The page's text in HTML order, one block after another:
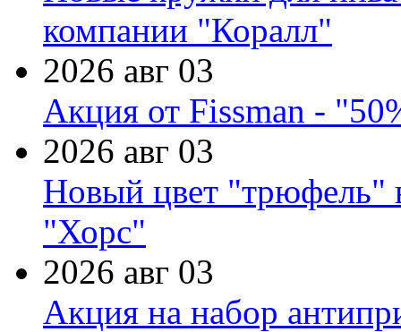
компании "Коралл"
2026 авг 03
Акция от Fissman -
2026 авг 03
Новый цвет "трюфель"
"Хорс"
2026 авг 03
Акция на набор